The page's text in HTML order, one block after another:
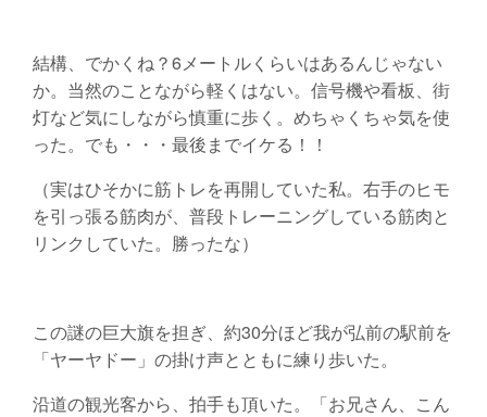
結構、でかくね？6メートルくらいはあるんじゃない
か。当然のことながら軽くはない。信号機や看板、街
灯など気にしながら慎重に歩く。めちゃくちゃ気を使
った。でも・・・最後までイケる！！
（実はひそかに筋トレを再開していた私。右手のヒモ
を引っ張る筋肉が、普段トレーニングしている筋肉と
リンクしていた。勝ったな）
この謎の巨大旗を担ぎ、約30分ほど我が弘前の駅前を
「ヤーヤドー」の掛け声とともに練り歩いた。
沿道の観光客から、拍手も頂いた。「お兄さん、こん